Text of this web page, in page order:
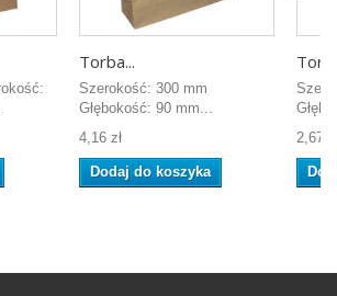
Torba...
Szerokość: 300 mm
Głębokość: 90 mm...
4,16 zł
Dodaj do koszyka
2,67